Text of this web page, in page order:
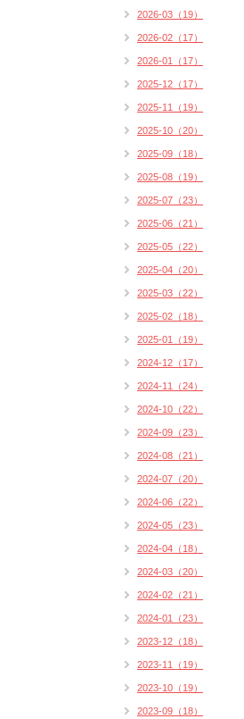
2026-03（19）
2026-02（17）
2026-01（17）
2025-12（17）
2025-11（19）
2025-10（20）
2025-09（18）
2025-08（19）
2025-07（23）
2025-06（21）
2025-05（22）
2025-04（20）
2025-03（22）
2025-02（18）
2025-01（19）
2024-12（17）
2024-11（24）
2024-10（22）
2024-09（23）
2024-08（21）
2024-07（20）
2024-06（22）
2024-05（23）
2024-04（18）
2024-03（20）
2024-02（21）
2024-01（23）
2023-12（18）
2023-11（19）
2023-10（19）
2023-09（18）